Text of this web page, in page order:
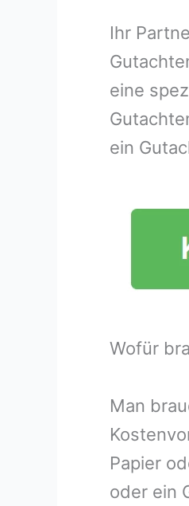
Ihr
eine
ein
Wofür
Man
Papier
oder ein